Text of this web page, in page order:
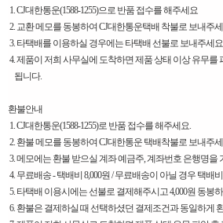
1. CJ대한통운(1588-1255)으로 반품 접수를 해주세요
2. 교환 메모를 동봉하여 CJ대한통운택배 착불로 보내주
3. 타택배를 이용하실 경우에는 타택배 선불로 보내주세요
4. 제품이 저희 사무실에 도착하면 제품 상태 이상 유무를
됩니다.
환불안내
1. CJ대한통운(1588-1255)로 반품 접수를 해주세요.
2. 환불 메모를 동봉하여 CJ대한통운 택배착불로 보내주
3. 메모에는 환불 받으실 계좌 예금주, 계좌번호 은행명을
4. 무료배송 - 택배비 8,000원 / 무료배송이 아닐 경우 택배
5. 타택배 이용시에는 선불로 결제해주시고 4,000원 동봉
6. 환불은 결제하실 때 선택하셨던 결제조건과 동일하게